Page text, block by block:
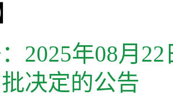
2025年08月
决定的公告